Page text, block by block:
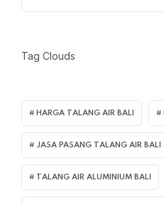
Tag Clouds
HARGA TALANG AIR BALI
JASA PASANG TALANG AIR BALI
TALANG AIR ALUMINIUM BALI